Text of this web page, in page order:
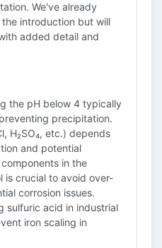
We've already
introduction but will
added detail and
the pH below 4 typically
precipitation.
H₂SO₄, etc.) depends
and potential
in the
is crucial to avoid over-
corrosion issues.
sulfuric acid in industrial
iron scaling in